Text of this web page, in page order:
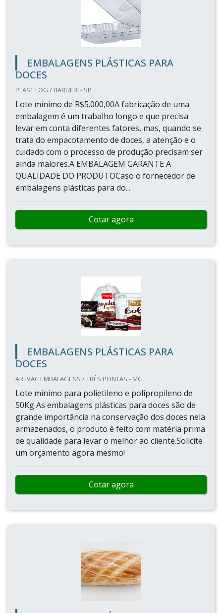
EMBALAGENS PLÁSTICAS PARA
DOCES
PLAST LOG / BARUERI - SP
Lote mínimo de R$5.000,00A fabricação de uma
embalagem é um trabalho longo e que precisa
levar em conta diferentes fatores, mas, quando se
trata do empacotamento de doces, a atenção e o
cuidado com o processo de produção precisam ser
ainda maiores.A EMBALAGEM GARANTE A
QUALIDADE DO PRODUTOCaso o fornecedor de
embalagens plásticas para do...
Cotar agora
EMBALAGENS PLÁSTICAS PARA
DOCES
ARTVAC EMBALAGENS / TRÊS PONTAS - MG
Lote mínimo para polietileno e polipropileno de
50Kg As embalagens plásticas para doces são de
grande importância na conservação dos doces nela
armazenados, o produto é feito com matéria prima
de qualidade para levar o melhor ao cliente.Solicite
um orçamento agora mesmo!
Cotar agora